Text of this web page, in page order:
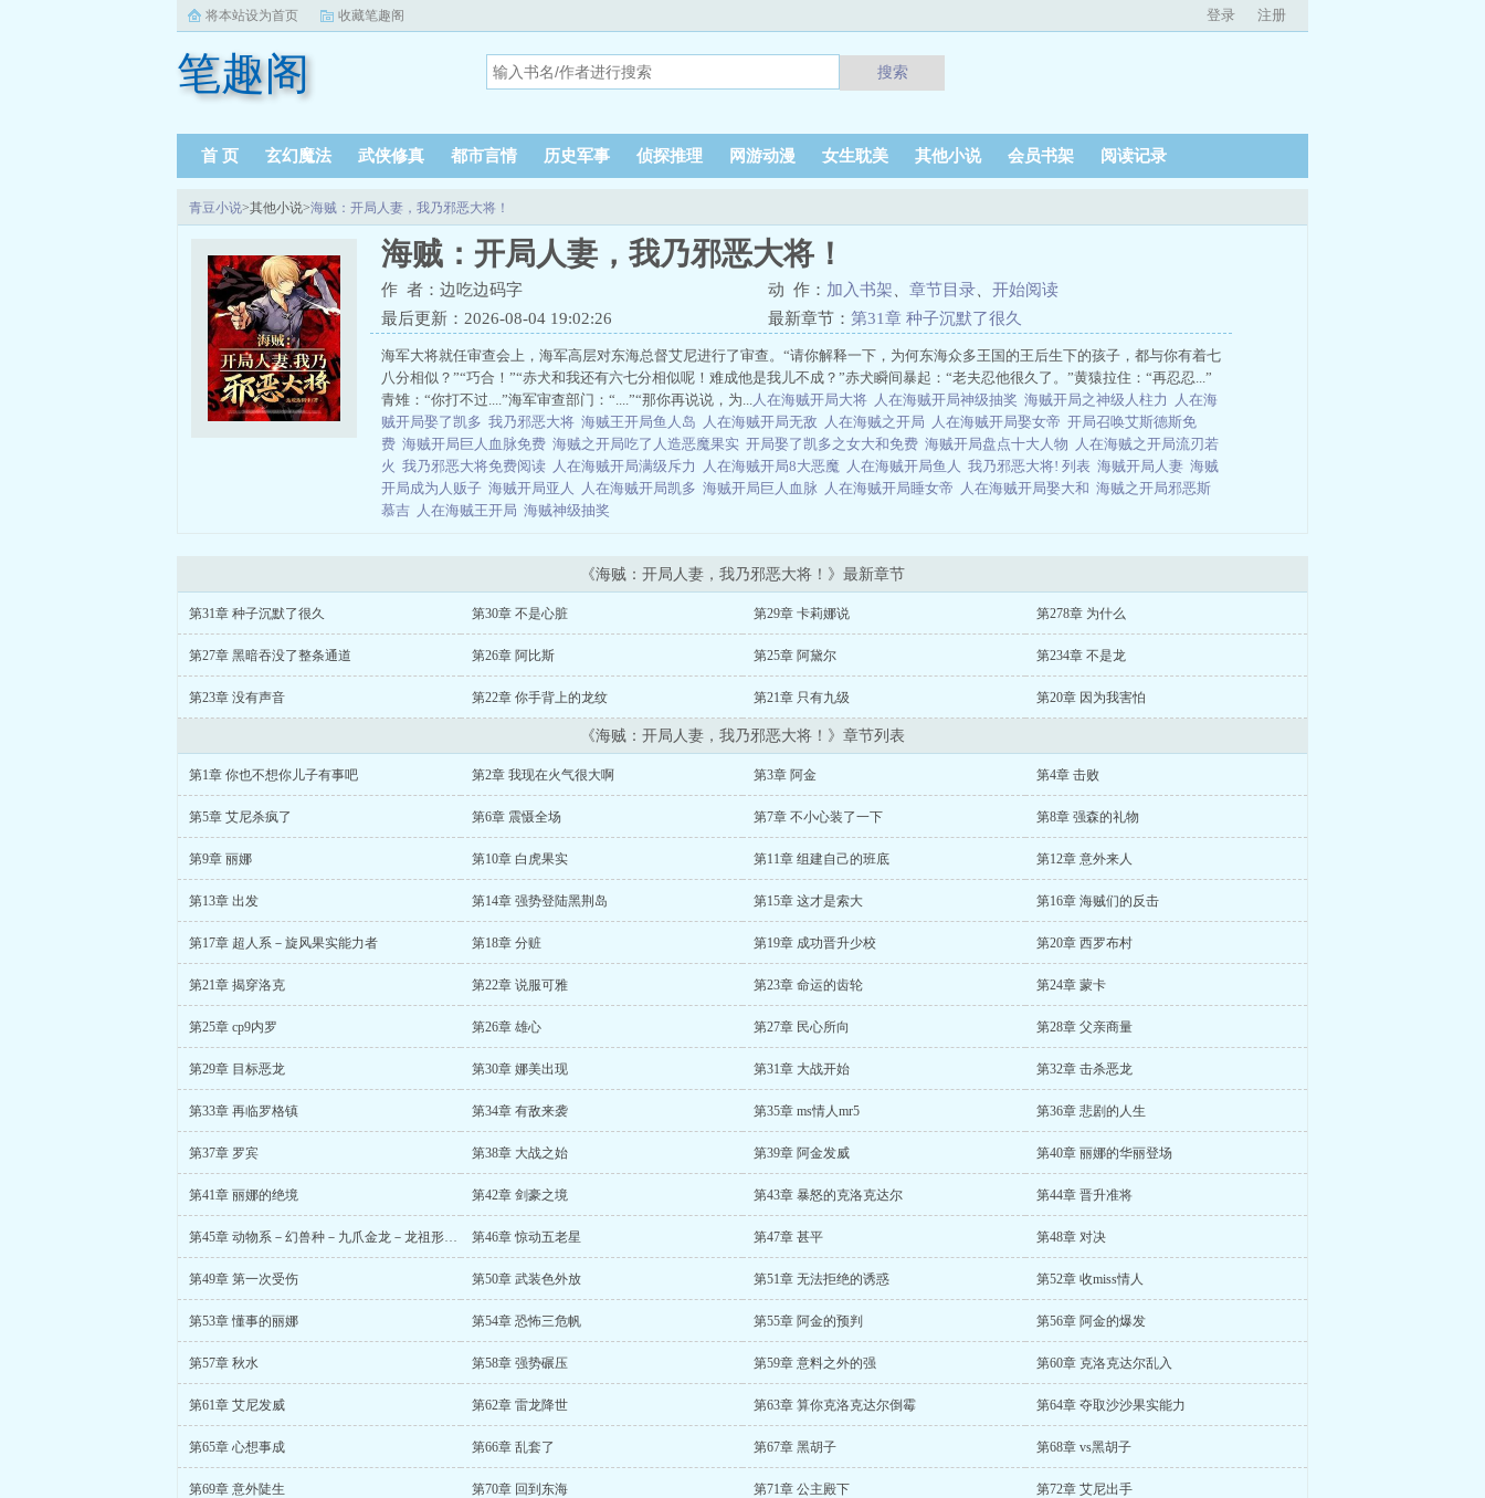
将本站设为首页 收藏笔趣阁 登录 注册
笔趣阁 搜索
首 页 玄幻魔法 武侠修真 都市言情 历史军事 侦探推理 网游动漫 女生耽美 其他小说 会员书架 阅读记录
青豆小说>其他小说>海贼：开局人妻，我乃邪恶大将！
海贼：开局人妻，我乃邪恶大将！
作 者：边吃边码字 动 作： 加入书架 章节目录
开始阅读
最后更新：2026-08-04 19:02:26
最新章节： 第31章 种子沉默了很久
海军大将就任审查会上，海军高层对东海总督艾尼进行了审查。“请你解释一下，为何东海众多王国的王后生下的孩子，都与你有着七
八分相似？”“巧合！”“赤犬和我还有六七分相似呢！难成他是我儿不成？”赤犬瞬间暴起：“老夫忍他很久了。”黄猿拉住：“再忍忍...”
青雉：“你打不过....”海军审查部门：“....”“那你再说说，为...人在海贼开局大将 人在海贼开局神级抽奖 海贼开局之神级人柱力
人在海
贼开局娶了凯多 我乃邪恶大将 海贼王开局鱼人岛 人在海贼开局无敌 人在海贼之开局 人在海贼开局娶女帝 开局召唤艾斯德斯免
费 海贼开局巨人血脉免费 海贼之开局吃了人造恶魔果实 开局娶了凯多之女大和免费 海贼开局盘点十大人物 人在海贼之开局流刃若
火 我乃邪恶大将免费阅读 人在海贼开局满级斥力 人在海贼开局8大恶魔 人在海贼开局鱼人 我乃邪恶大将! 列表 海贼开局人妻 海贼
开局成为人贩子 海贼开局亚人 人在海贼开局凯多 海贼开局巨人血脉 人在海贼开局睡女帝 人在海贼开局娶大和 海贼之开局邪恶斯
慕吉 人在海贼王开局 海贼神级抽奖
《海贼：开局人妻，我乃邪恶大将！》最新章节
第31章 种子沉默了很久 第30章 不是心脏 第29章 卡莉娜说 第278章 为什么
第27章 黑暗吞没了整条通道 第26章 阿比斯 第25章 阿黛尔 第234章 不是龙
第23章 没有声音 第22章 你手背上的龙纹 第21章 只有九级 第20章 因为我害怕
《海贼：开局人妻，我乃邪恶大将！》章节列表
第1章 你也不想你儿子有事吧 第2章 我现在火气很大啊 第3章 阿金 第4章 击败
第5章 艾尼杀疯了 第6章 震慑全场 第7章 不小心装了一下 第8章 强森的礼物
第9章 丽娜 第10章 白虎果实 第11章 组建自己的班底 第12章 意外来人
第13章 出发 第14章 强势登陆黑荆岛 第15章 这才是索大 第16章 海贼们的反击
第17章 超人系－旋风果实能力者 第18章 分赃 第19章 成功晋升少校 第20章 西罗布村
第21章 揭穿洛克 第22章 说服可雅 第23章 命运的齿轮 第24章 蒙卡
第25章 cp9内罗 第26章 雄心 第27章 民心所向 第28章 父亲商量
第29章 目标恶龙 第30章 娜美出现 第31章 大战开始 第32章 击杀恶龙
第33章 再临罗格镇 第34章 有敌来袭 第35章 ms情人mr5 第36章 悲剧的人生
第37章 罗宾 第38章 大战之始 第39章 阿金发威 第40章 丽娜的华丽登场
第41章 丽娜的绝境 第42章 剑豪之境 第43章 暴怒的克洛克达尔 第44章 晋升准将
第45章 动物系－幻兽种－九爪金龙－龙祖形态果实 第46章 惊动五老星 第47章 甚平 第48章 对决
第49章 第一次受伤 第50章 武装色外放 第51章 无法拒绝的诱惑 第52章 收miss情人
第53章 懂事的丽娜 第54章 恐怖三危帆 第55章 阿金的预判 第56章 阿金的爆发
第57章 秋水 第58章 强势碾压 第59章 意料之外的强 第60章 克洛克达尔乱入
第61章 艾尼发威 第62章 雷龙降世 第63章 算你克洛克达尔倒霉 第64章 夺取沙沙果实能力
第65章 心想事成 第66章 乱套了 第67章 黑胡子 第68章 vs黑胡子
第69章 意外陡生 第70章 回到东海 第71章 公主殿下 第72章 艾尼出手